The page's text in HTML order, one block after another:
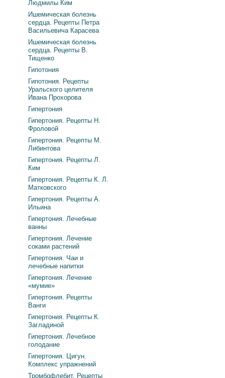
Людмилы Ким
Ишемическая болезнь
сердца. Рецепты Петра
Васильевича Карасева
Ишемическая болезнь
сердца. Рецепты В.
Тищенко
Гипотония
Гипотония. Рецепты
Уральского целителя
Ивана Прохорова
Гипертония
Гипертония. Рецепты Н.
Фроловой
Гипертония. Рецепты М.
Либинтова
Гипертония. Рецепты Л.
Ким
Гипертония. Рецепты К. Л.
Матковского
Гипертония. Рецепты А.
Ильина
Гипертония. Лечебные
ванны
Гипертония. Лечение
соками растений
Гипертония. Чаи и
лечебные напитки
Гипертония. Лечение
«мумие»
Гипертония. Рецепты
Ванги
Гипертония. Рецепты К.
Загладиной
Гипертония. Лечебное
голодание
Гипертония. Цигун.
Комплекс упражнений
Тромбофлебит. Рецепты